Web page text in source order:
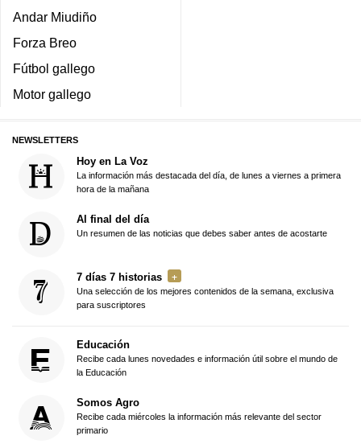
Andar Miudiño
Forza Breo
Fútbol gallego
Motor gallego
NEWSLETTERS
Hoy en La Voz
La información más destacada del día, de lunes a viernes a primera
hora de la mañana
Al final del día
Un resumen de las noticias que debes saber antes de acostarte
7 días 7 historias
Una selección de los mejores contenidos de la semana, exclusiva
para suscriptores
Educación
Recibe cada lunes novedades e información útil sobre el mundo de
la Educación
Somos Agro
Recibe cada miércoles la información más relevante del sector
primario